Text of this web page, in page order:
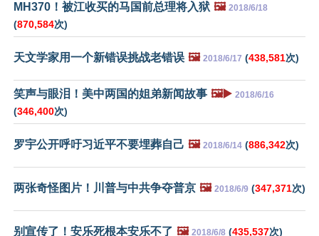
MH370！被江收买的马国前总理将入狱 🖼️ 2018/6/18
(870,584次)
天文学家用一个新错误挑战老错误 🖼️ 2018/6/17 (438,581次)
笑声与眼泪！美中两国的姐弟新闻故事 🖼️▶️ 2018/6/16
(346,400次)
罗宇公开呼吁习近平不要埋葬自己 🖼️ 2018/6/14 (886,342次)
两张奇怪图片！川普与中共争夺普京 🖼️ 2018/6/9 (347,371次)
别宣传了！安乐死根本安乐不了 🖼️ 2018/6/8 (435,537次)